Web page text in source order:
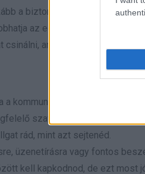
a biztonságot keresed, mint a
az egész napodat.
ami valóban feltölt.
kommunikációd.
szavakat, még kényes
rád, mint azt sejtenéd.
üzenetírásra vagy fontos
kell kapkodnod, de ezt most